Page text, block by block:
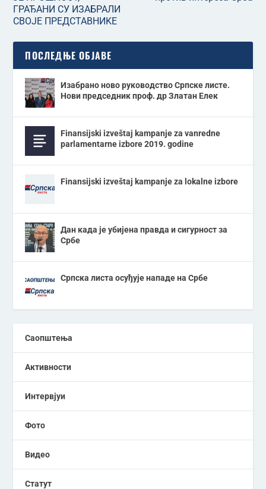
ГРАЂАНИ СУ ИЗАБРАЛИ
СВОЈЕ ПРЕДСТАВНИKЕ
ПОСЛЕДЊЕ ОБЈАВЕ
Изабрано ново руководство Српске листе.
Нови председник проф. др Златан Елек
Finansijski izveštaj kampanje za vanredne
parlamentarne izbore 2019. godine
Finansijski izveštaj kampanje za lokalne izbore
Дан када је убијена правда и сигурност за
Србе
Српска листа осуђује нападе на Србе
Саопштења
Активности
Интервјуи
Фото
Видео
Статут